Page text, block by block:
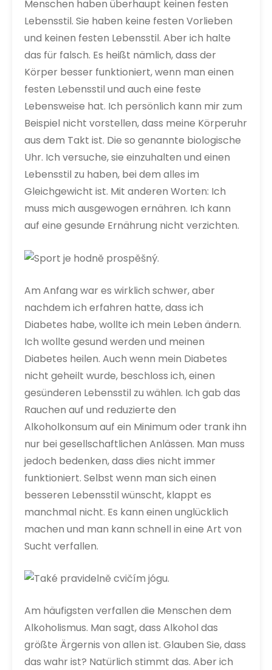
Menschen haben überhaupt keinen festen
Lebensstil. Sie haben keine festen Vorlieben
und keinen festen Lebensstil. Aber ich halte
das für falsch. Es heißt nämlich, dass der
Körper besser funktioniert, wenn man einen
festen Lebensstil und auch eine feste
Lebensweise hat. Ich persönlich kann mir zum
Beispiel nicht vorstellen, dass meine Körperuhr
aus dem Takt ist. Die so genannte biologische
Uhr. Ich versuche, sie einzuhalten und einen
Lebensstil zu haben, bei dem alles im
Gleichgewicht ist. Mit anderen Worten: Ich
muss mich ausgewogen ernähren. Ich kann
auf eine gesunde Ernährung nicht verzichten.
Am Anfang war es wirklich schwer, aber
nachdem ich erfahren hatte, dass ich
Diabetes habe, wollte ich mein Leben ändern.
Ich wollte gesund werden und meinen
Diabetes heilen. Auch wenn mein Diabetes
nicht geheilt wurde, beschloss ich, einen
gesünderen Lebensstil zu wählen. Ich gab das
Rauchen auf und reduzierte den
Alkoholkonsum auf ein Minimum oder trank ihn
nur bei gesellschaftlichen Anlässen. Man muss
jedoch bedenken, dass dies nicht immer
funktioniert. Selbst wenn man sich einen
besseren Lebensstil wünscht, klappt es
manchmal nicht. Es kann einen unglücklich
machen und man kann schnell in eine Art von
Sucht verfallen.
Am häufigsten verfallen die Menschen dem
Alkoholismus. Man sagt, dass Alkohol das
größte Ärgernis von allen ist. Glauben Sie, dass
das wahr ist? Natürlich stimmt das. Aber ich